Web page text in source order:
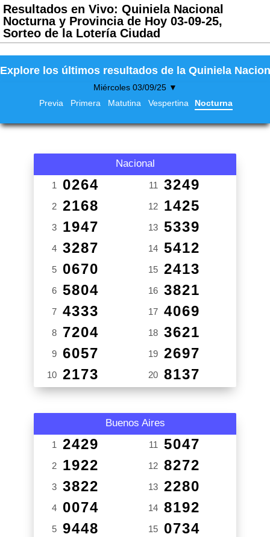
Resultados en Vivo: Quiniela Nacional
Nocturna y Provincia de Hoy 03-09-25,
Sorteo de la Lotería Ciudad
Explore los últimos resultados de la Quiniela
Miércoles 03/09/25 ▼
Previa
Primera Matutina Vespertina Nocturna
Nacional
1 0264
2 2168
3 1947
4 3287
5 0670
6 5804
7 4333
8 7204
9 6057
10 2173
11 3249
12 1425
13 5339
14 5412
15 2413
16 3821
17 4069
18 3621
19 2697
20 8137
Buenos Aires
1 2429
2 1922
3 3822
4 0074
5 9448
11 5047
12 8272
13 2280
14 8192
15 0734